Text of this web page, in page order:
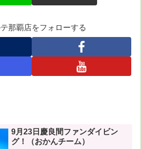
那覇店をフォローする
9月23日慶良間ファンダイビン
グ！（おかんチーム）